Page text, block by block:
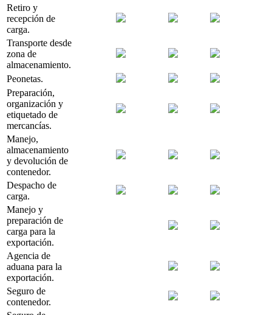
Retiro y
recepción de
carga.
Transporte desde
zona de
almacenamiento.
Peonetas.
Preparación,
organización y
etiquetado de
mercancías.
Manejo,
almacenamiento
y devolución de
contenedor.
Despacho de
carga.
Manejo y
preparación de
carga para la
exportación.
Agencia de
aduana para la
exportación.
Seguro de
contenedor.